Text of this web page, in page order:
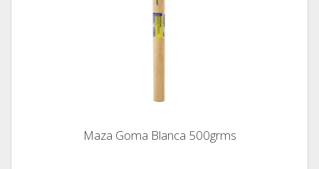
Maza Goma Blanca 500grms